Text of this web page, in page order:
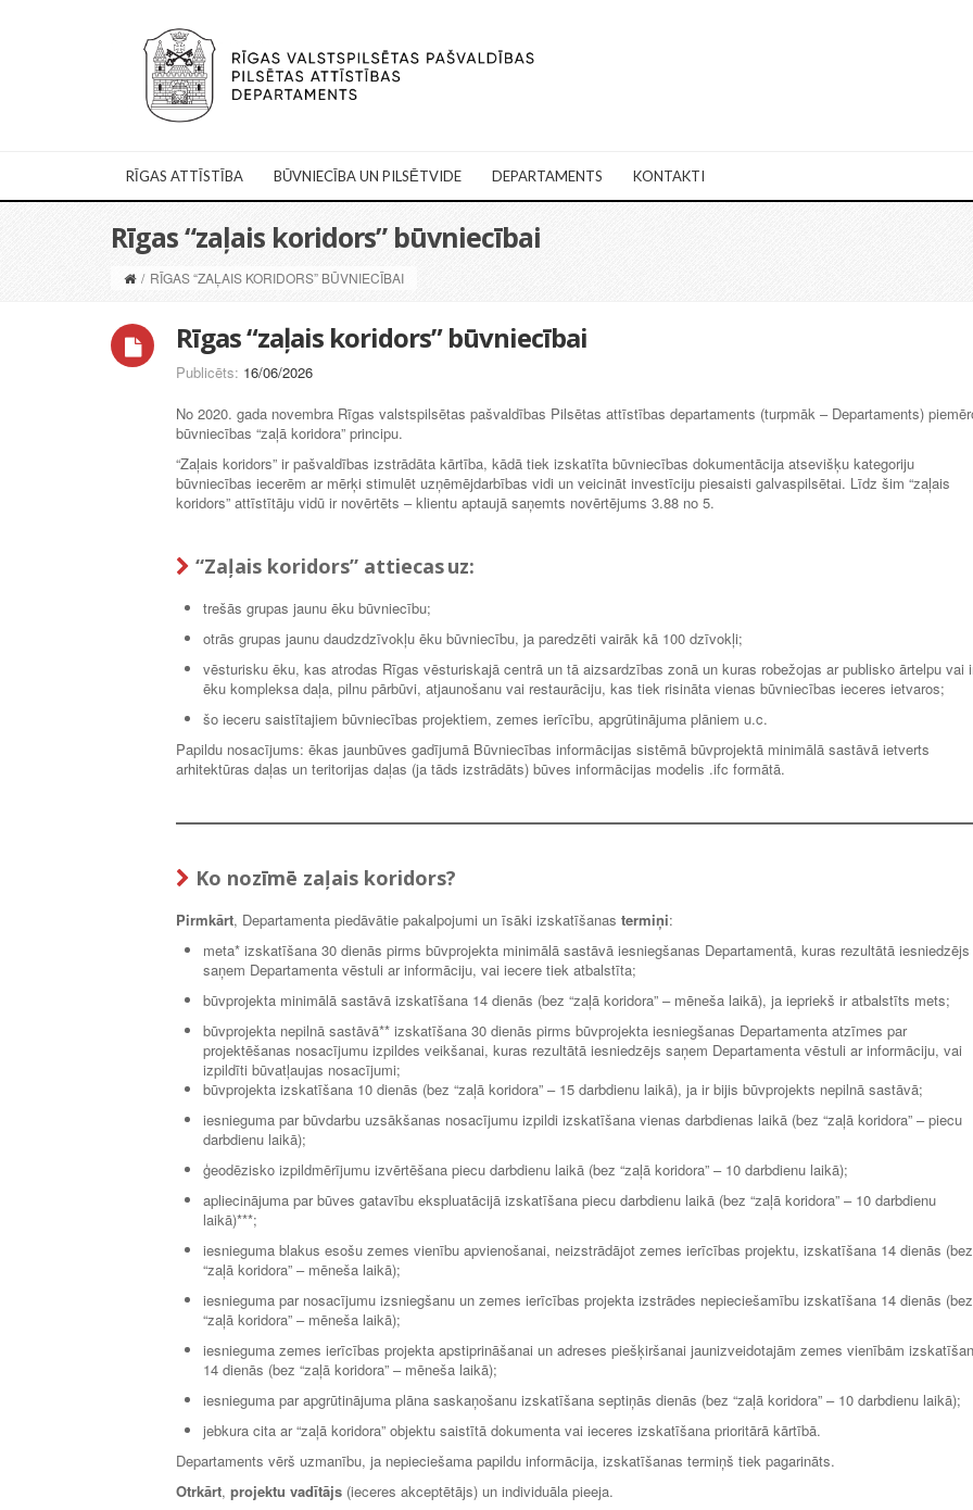
RĪGAS ATTĪSTĪBA BŪVNIECĪBA UN PILSĒTVIDE DEPARTAMENTS KONTAKTI
Rīgas “zaļais koridors” būvniecībai
/ RĪGAS “ZAĻAIS KORIDORS” BŪVNIECĪBAI
Rīgas “zaļais koridors” būvniecībai
Publicēts: 16/06/2026
No 2020. gada novembra Rīgas valstspilsētas pašvaldības Pilsētas attīstības departaments (turpmāk – Departaments)
būvniecības “zaļā koridora” principu.
“Zaļais koridors” ir pašvaldības izstrādāta kārtība, kādā tiek izskatīta būvniecības dokumentācija atsevišķu kategoriju
būvniecības iecerēm ar mērķi stimulēt uzņēmējdarbības vidi un veicināt investīciju piesaisti galvaspilsētai. Līdz šim “zaļais
koridors” attīstītāju vidū ir novērtēts – klientu aptaujā saņemts novērtējums 3.88 no 5.
“Zaļais koridors” attiecas uz:
trešās grupas jaunu ēku būvniecību;
otrās grupas jaunu daudzdzīvokļu ēku būvniecību, ja paredzēti vairāk kā 100 dzīvokļi;
vēsturisku ēku, kas atrodas Rīgas vēsturiskajā centrā un tā aizsardzības zonā un kuras robežojas ar publisko ārtelpu vai
ēku kompleksa daļa, pilnu pārbūvi, atjaunošanu vai restaurāciju, kas tiek risināta vienas būvniecības ieceres ietvaros;
šo ieceru saistītajiem būvniecības projektiem, zemes ierīcību, apgrūtinājuma plāniem u.c.
Papildu nosacījums: ēkas jaunbūves gadījumā Būvniecības informācijas sistēmā būvprojektā minimālā sastāvā ietverts
arhitektūras daļas un teritorijas daļas (ja tāds izstrādāts) būves informācijas modelis .ifc formātā.
Ko nozīmē zaļais koridors?
Pirmkārt, Departamenta piedāvātie pakalpojumi un īsāki izskatīšanas termiņi:
meta* izskatīšana 30 dienās pirms būvprojekta minimālā sastāvā iesniegšanas Departamentā, kuras rezultātā iesniedzējs
saņem Departamenta vēstuli ar informāciju, vai iecere tiek atbalstīta;
būvprojekta minimālā sastāvā izskatīšana 14 dienās (bez “zaļā koridora” – mēneša laikā), ja iepriekš ir atbalstīts mets;
būvprojekta nepilnā sastāvā** izskatīšana 30 dienās pirms būvprojekta iesniegšanas Departamenta atzīmes par
projektēšanas nosacījumu izpildes veikšanai, kuras rezultātā iesniedzējs saņem Departamenta vēstuli ar informāciju, vai
izpildīti būvatļaujas nosacījumi;
būvprojekta izskatīšana 10 dienās (bez “zaļā koridora” – 15 darbdienu laikā), ja ir bijis būvprojekts nepilnā sastāvā;
iesnieguma par būvdarbu uzsākšanas nosacījumu izpildi izskatīšana vienas darbdienas laikā (bez “zaļā koridora” – piecu
darbdienu laikā);
ģeodēzisko izpildmērījumu izvērtēšana piecu darbdienu laikā (bez “zaļā koridora” – 10 darbdienu laikā);
apliecinājuma par būves gatavību ekspluatācijā izskatīšana piecu darbdienu laikā (bez “zaļā koridora” – 10 darbdienu
laikā)***;
iesnieguma blakus esošu zemes vienību apvienošanai, neizstrādājot zemes ierīcības projektu, izskatīšana 14 dienās (bez
“zaļā koridora” – mēneša laikā);
iesnieguma par nosacījumu izsniegšanu un zemes ierīcības projekta izstrādes nepieciešamību izskatīšana 14 dienās (bez
“zaļā koridora” – mēneša laikā);
iesnieguma zemes ierīcības projekta apstiprināšanai un adreses piešķiršanai jaunizveidotajām zemes vienībām
14 dienās (bez “zaļā koridora” – mēneša laikā);
iesnieguma par apgrūtinājuma plāna saskaņošanu izskatīšana septiņās dienās (bez “zaļā koridora” – 10 darbdienu laikā);
jebkura cita ar “zaļā koridora” objektu saistītā dokumenta vai ieceres izskatīšana prioritārā kārtībā.
Departaments vērš uzmanību, ja nepieciešama papildu informācija, izskatīšanas termiņš tiek pagarināts.
Otrkārt, projektu vadītājs (ieceres akceptētājs) un individuāla pieeja.